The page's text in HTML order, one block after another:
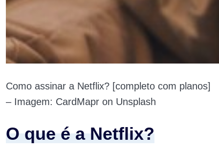
Como assinar a Netflix? [completo com planos]
– Imagem: CardMapr on Unsplash
O que é a Netflix?